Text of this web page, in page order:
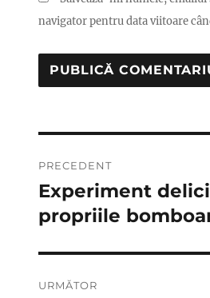
navigator pentru data viitoare
în
articole
PRECEDENT
Articolul
anterior:
Experiment
propriile
URMĂTOR